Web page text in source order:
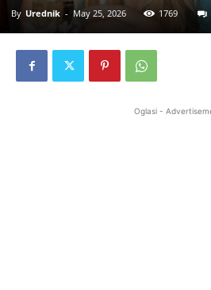
By Urednik - May 25, 2026 1769
Oglasi -